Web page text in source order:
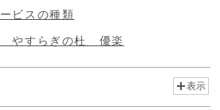
ビスの種類
やすらぎの杜 優楽
表示